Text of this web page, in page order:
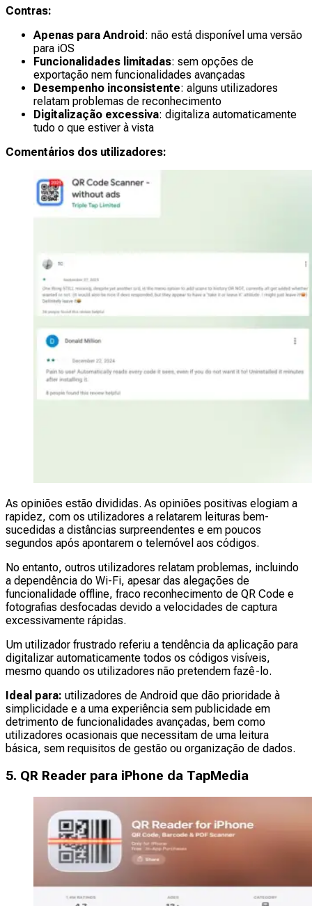
Contras:
Apenas para Android : não está disponível uma versão
para iOS
Funcionalidades limitadas: sem opções de
exportação nem funcionalidades avançadas
Desempenho inconsistente: alguns utilizadores
relatam problemas de reconhecimento
Digitalização excessiva: digitaliza automaticamente
tudo o que estiver à vista
Comentários dos utilizadores:
As opiniões estão divididas. As opiniões positivas elogiam a
rapidez, com os utilizadores a relatarem leituras bem-
sucedidas a distâncias surpreendentes e em poucos
segundos após apontarem o telemóvel aos códigos.
No entanto, outros utilizadores relatam problemas, incluindo
a dependência do Wi-Fi, apesar das alegações de
funcionalidade offline, fraco reconhecimento de QR Code e
fotografias desfocadas devido a velocidades de captura
excessivamente rápidas.
Um utilizador frustrado referiu a tendência da aplicação para
digitalizar automaticamente todos os códigos visíveis,
mesmo quando os utilizadores não pretendem fazê-lo.
Ideal para: utilizadores de Android que dão prioridade à
simplicidade e a uma experiência sem publicidade em
detrimento de funcionalidades avançadas, bem como
utilizadores ocasionais que necessitam de uma leitura
básica, sem requisitos de gestão ou organização de dados.
5. QR Reader para iPhone da TapMedia